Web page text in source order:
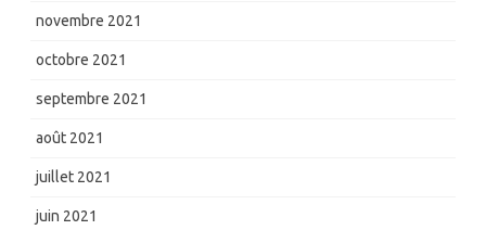
novembre 2021
octobre 2021
septembre 2021
août 2021
juillet 2021
juin 2021